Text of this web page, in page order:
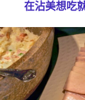
在沾美想吃